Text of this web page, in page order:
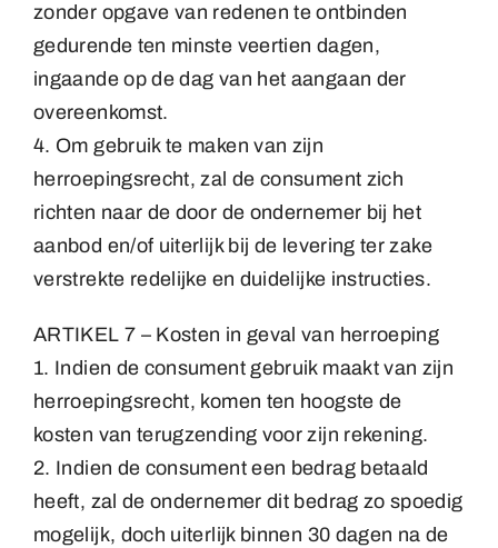
zonder opgave van redenen te ontbinden
gedurende ten minste veertien dagen,
ingaande op de dag van het aangaan der
overeenkomst.
4. Om gebruik te maken van zijn
herroepingsrecht, zal de consument zich
richten naar de door de ondernemer bij het
aanbod en/of uiterlijk bij de levering ter zake
verstrekte redelijke en duidelijke instructies.
ARTIKEL 7 – Kosten in geval van herroeping
1. Indien de consument gebruik maakt van zijn
herroepingsrecht, komen ten hoogste de
kosten van terugzending voor zijn rekening.
2. Indien de consument een bedrag betaald
heeft, zal de ondernemer dit bedrag zo spoedig
mogelijk, doch uiterlijk binnen 30 dagen na de